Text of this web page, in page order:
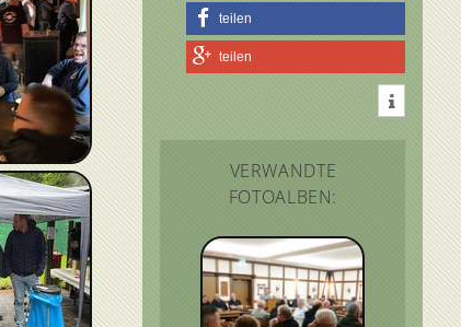
teilen
teilen
VERWANDTE
FOTOALBEN: